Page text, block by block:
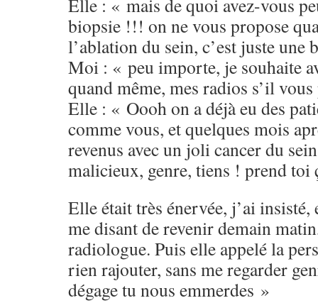
Elle : « mais de quoi avez-vous
biopsie !!! on ne vous propose
l’ablation du sein, c’est juste une
Moi : « peu importe, je souhaite
quand même, mes radios s’il
Elle : « Oooh on a déjà eu des
comme vous, et quelques mois
revenus avec un joli cancer du
malicieux, genre, tiens ! prend toi
Elle était très énervée, j’ai
me disant de revenir demain
radiologue. Puis elle appelé la
rien rajouter, sans me regarder
dégage tu nous emmerdes »